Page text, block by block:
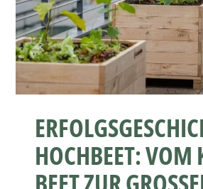
HOCHBEET: VOM